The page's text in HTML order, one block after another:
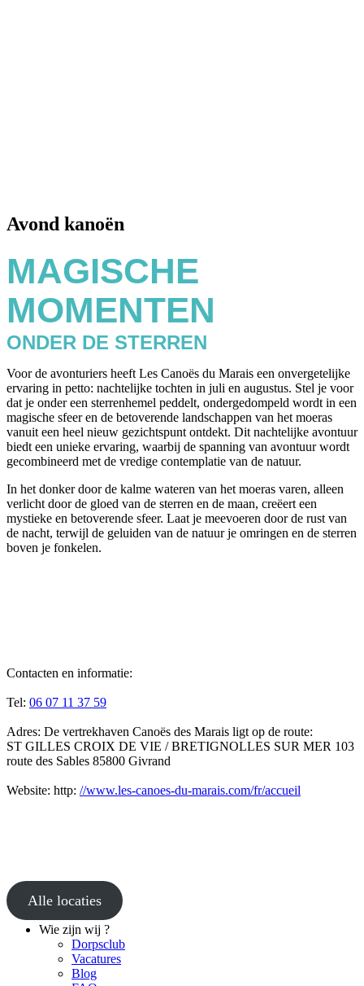
Avond kanoën
MAGISCHE
MOMENTEN
ONDER DE STERREN
Voor de avonturiers heeft Les Canoës du Marais een onvergetelijke
ervaring in petto: nachtelijke tochten in juli en augustus. Stel je voor
dat je onder een sterrenhemel peddelt, ondergedompeld wordt in een
magische sfeer en de betoverende landschappen van het moeras
vanuit een heel nieuw gezichtspunt ontdekt. Dit nachtelijke avontuur
biedt een unieke ervaring, waarbij de spanning van avontuur wordt
gecombineerd met de vredige contemplatie van de natuur.
In het donker door de kalme wateren van het moeras varen, alleen
verlicht door de gloed van de sterren en de maan, creëert een
mystieke en betoverende sfeer. Laat je meevoeren door de rust van
de nacht, terwijl de geluiden van de natuur je omringen en de sterren
boven je fonkelen.
Contacten en informatie:
Tel: 06 07 11 37 59
Adres: De vertrekhaven Canoës des Marais ligt op de route:
ST GILLES CROIX DE VIE / BRETIGNOLLES SUR MER 103
route des Sables 85800 Givrand
Website: http: //www.les-canoes-du-marais.com/fr/accueil
Alle locaties
Wie zijn wij ?
Dorpsclub
Vacatures
Blog